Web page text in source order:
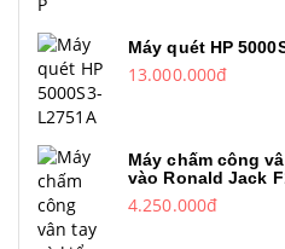
Máy quét HP
13.000.000đ
Máy chấm công
vào Ronald Jack
4.250.000đ